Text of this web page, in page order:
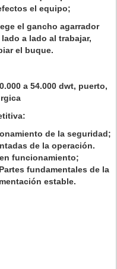
el equipo;
el gancho agarrador
a lado al trabajar,
el buque.
a 54.000 dwt, puerto,
de la seguridad;
de la operación.
funcionamiento;
fundamentales de la
estable.